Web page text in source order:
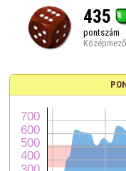
435
pontszám